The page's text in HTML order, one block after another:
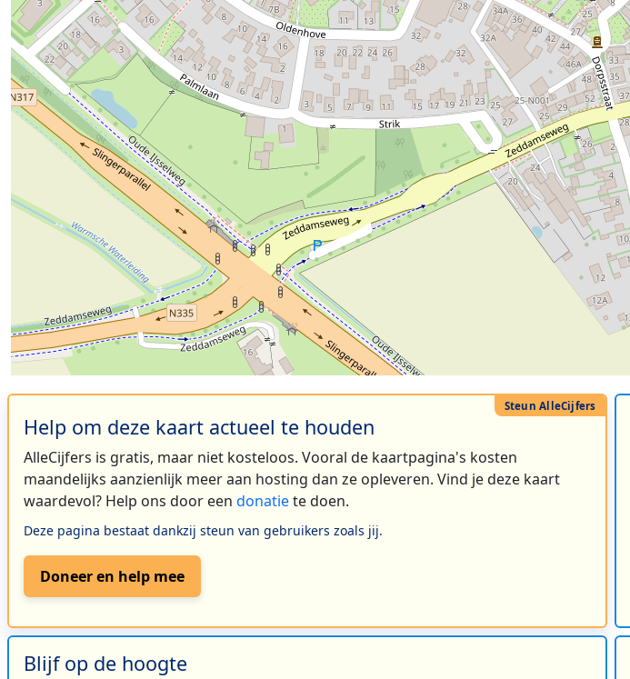
Help om deze kaart actueel te houden
AlleCijfers is gratis, maar niet kosteloos. Vooral de kaartpagina's kosten
maandelijks aanzienlijk meer aan hosting dan ze opleveren. Vind je deze kaart
waardevol? Help ons door een donatiete doen.
Deze pagina bestaat dankzij steun van gebruikers zoals jij.
Doneer en help mee
Blijf op de hoogte